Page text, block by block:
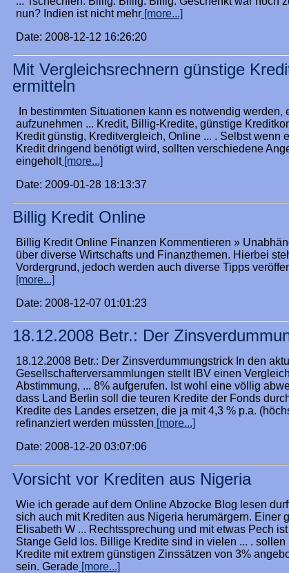
nun? Indien ist nicht mehr [more...]
Date: 2008-12-12 16:26:20
Mit Vergleichsrechnern günstige
ermitteln
In bestimmten Situationen kann es notwendig werden,
aufzunehmen ... Kredit, Billig-Kredite, günstige
Kredit günstig, Kreditvergleich, Online ... . Selbst wenn
Kredit dringend benötigt wird, sollten verschiedene
eingeholt[more...]
Date: 2009-01-28 18:13:37
Billig Kredit Online
Billig Kredit Online Finanzen Kommentieren »
über diverse Wirtschafts und Finanzthemen. Hierbei
Vordergrund, jedoch werden auch diverse Tipps
[more...]
Date: 2008-12-07 01:01:23
18.12.2008 Betr.: Der
18.12.2008 Betr.: Der Zinsverdummungstrick In den
Gesellschafterversammlungen stellt IBV einen
Abstimmung, ... 8% aufgerufen. Ist wohl eine völlig
dass Land Berlin soll die teuren Kredite der Fonds
Kredite des Landes ersetzen, die ja mit 4,3 % p.a.
refinanziert werden müssten [more...]
Date: 2008-12-20 03:07:06
Vorsicht vor Krediten aus Nigeria
Wie ich gerade auf dem Online Abzocke Blog lesen
sich auch mit Krediten aus Nigeria herumärgern. Einer
Elisabeth W ... Rechtssprechung und mit etwas Pech
Stange Geld los. Billige Kredite sind in vielen ... .
Kredite mit extrem günstigen Zinssätzen von 3%
sein. Gerade [more...]